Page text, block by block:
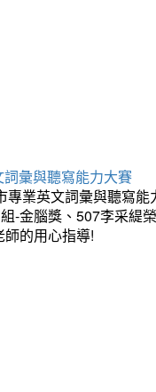
彙與聽寫能力大賽
業英文詞彙與聽寫
-金腦獎、507李采緹
的用心指導!